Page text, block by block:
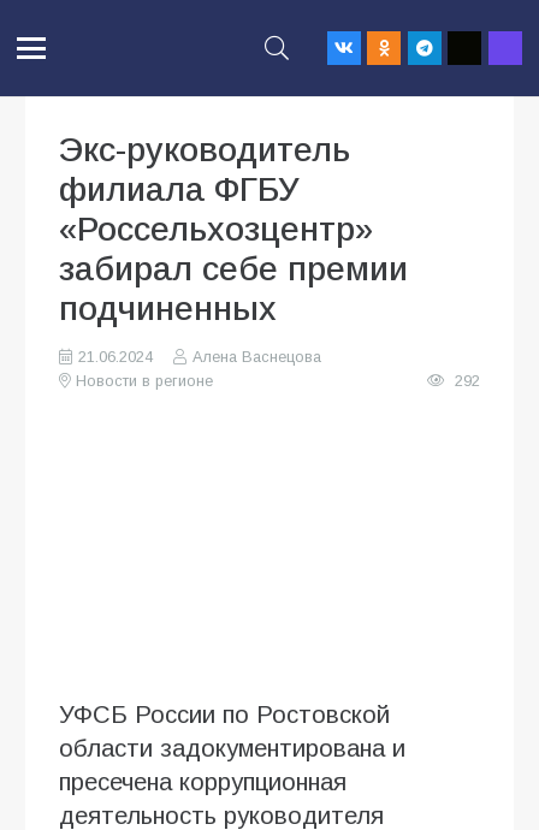
Экс-руководитель
филиала ФГБУ
«Россельхозцентр»
забирал себе премии
подчиненных
21.06.2024
Алена Васнецова
Новости в регионе
292
УФСБ России по Ростовской
области задокументирована и
пресечена коррупционная
деятельность руководителя